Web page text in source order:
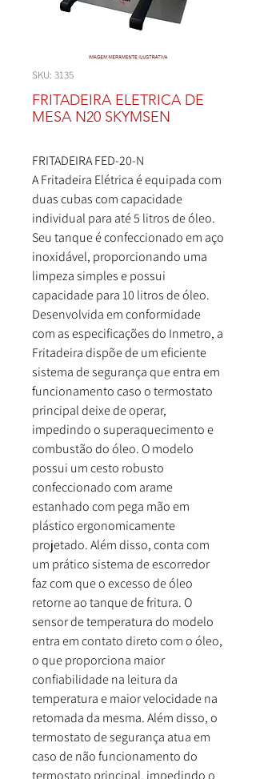
SKU: 3135
FRITADEIRA ELETRICA DE
MESA N20 SKYMSEN
FRITADEIRA FED-20-N
A Fritadeira Elétrica é equipada com
duas cubas com capacidade
individual para até 5 litros de óleo.
Seu tanque é confeccionado em aço
inoxidável, proporcionando uma
limpeza simples e possui
capacidade para 10 litros de óleo.
Desenvolvida em conformidade
com as especificações do Inmetro, a
Fritadeira dispõe de um eficiente
sistema de segurança que entra em
funcionamento caso o termostato
principal deixe de operar,
impedindo o superaquecimento e
combustão do óleo. O modelo
possui um cesto robusto
confeccionado com arame
estanhado com pega mão em
plástico ergonomicamente
projetado. Além disso, conta com
um prático sistema de escorredor
faz com que o excesso de óleo
retorne ao tanque de fritura. O
sensor de temperatura do modelo
entra em contato direto com o óleo,
o que proporciona maior
confiabilidade na leitura da
temperatura e maior velocidade na
retomada da mesma. Além disso, o
termostato de segurança atua em
caso de não funcionamento do
termostato principal, impedindo o